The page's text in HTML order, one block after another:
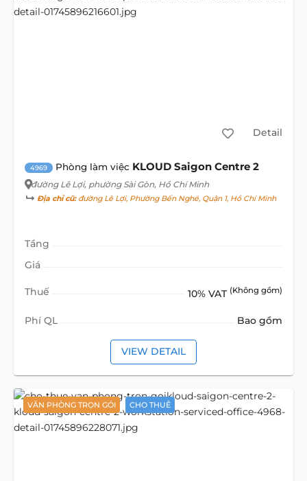
Detail
4969 Phòng làm việc KLOUD Saigon Centre 2
đường Lê Lợi, phường Sài Gòn, Hồ Chí Minh
Địa chỉ cũ:đường Lê Lợi, Phường Bến Nghé, Quận 1, Hồ Chí Minh
Tầng
Giá
Thuế 10% VAT (Không gồm)
Phí QL Bao gồm
VIEW DETAIL
VĂN PHÒNG TRỌN GÓI CHO THUÊ